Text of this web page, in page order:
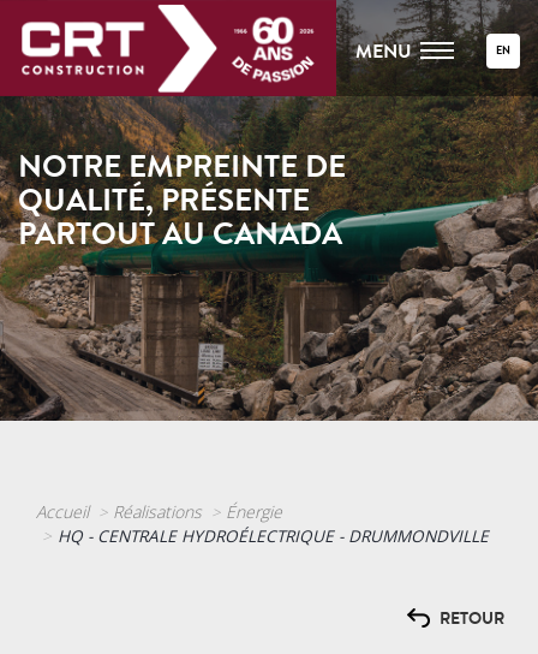
MENU EN
NOTRE EMPREINTE DE
QUALITÉ, PRÉSENTE
PARTOUT AU CANADA
Accueil Réalisations Énergie
HQ - CENTRALE HYDROÉLECTRIQUE - DRUMMONDVILLE
RETOUR